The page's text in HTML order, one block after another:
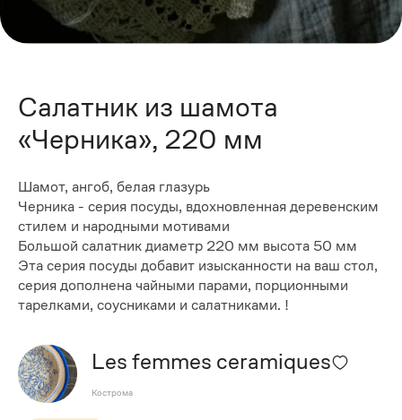
Салатник из шамота
«Черника», 220 мм
Шамот, ангоб, белая глазурь
Черника - серия посуды, вдохновленная деревенским
стилем и народными мотивами
Большой салатник диаметр 220 мм высота 50 мм
Эта серия посуды добавит изысканности на ваш стол,
серия дополнена чайными парами, порционными
тарелками, соусниками и салатниками. !
Les femmes ceramiques
Кострома